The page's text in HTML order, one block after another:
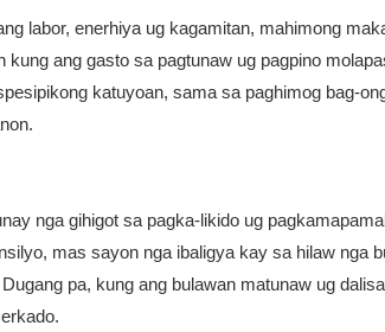
labor, enerhiya ug kagamitan, mahimong
ang gasto sa pagtunaw ug pagpino
katuyoan, sama sa paghimog bag-
nga gihigot sa pagka-likido ug
mas sayon ​​nga ibaligya kay sa hilaw nga
pa, kung ang bulawan matunaw ug